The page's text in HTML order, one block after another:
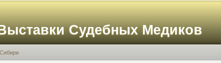
Судебных Медиков